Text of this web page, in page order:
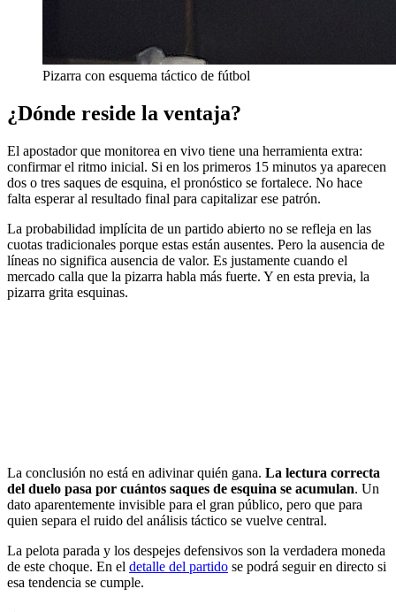
Pizarra con esquema táctico de fútbol
¿Dónde reside la ventaja?
El apostador que monitorea en vivo tiene una herramienta extra:
confirmar el ritmo inicial. Si en los primeros 15 minutos ya aparecen
dos o tres saques de esquina, el pronóstico se fortalece. No hace
falta esperar al resultado final para capitalizar ese patrón.
La probabilidad implícita de un partido abierto no se refleja en las
cuotas tradicionales porque estas están ausentes. Pero la ausencia de
líneas no significa ausencia de valor. Es justamente cuando el
mercado calla que la pizarra habla más fuerte. Y en esta previa, la
pizarra grita esquinas.
La conclusión no está en adivinar quién gana. La lectura correcta
del duelo pasa por cuántos saques de esquina se acumulan. Un
dato aparentemente invisible para el gran público, pero que para
quien separa el ruido del análisis táctico se vuelve central.
La pelota parada y los despejes defensivos son la verdadera moneda
de este choque. En el detalle del partido se podrá seguir en directo si
esa tendencia se cumple.